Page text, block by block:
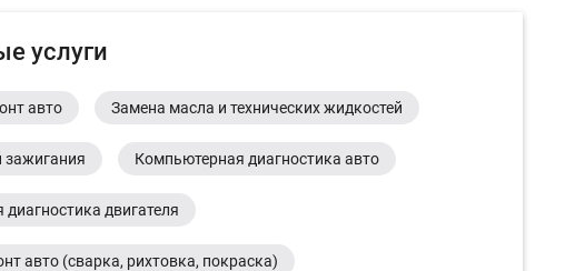
услуги
авто Замена масла и технических жидкостей
зажигания Компьютерная диагностика авто
двигателя
авто (сварка, рихтовка, покраска)